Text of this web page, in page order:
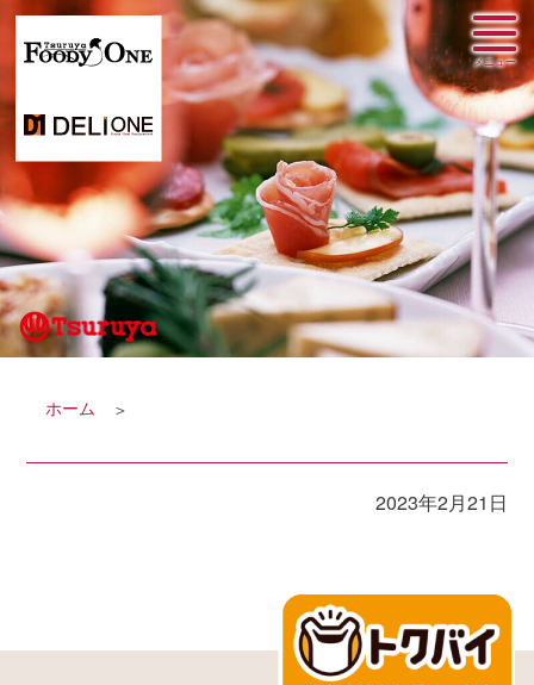
ホーム
2023年2月21日